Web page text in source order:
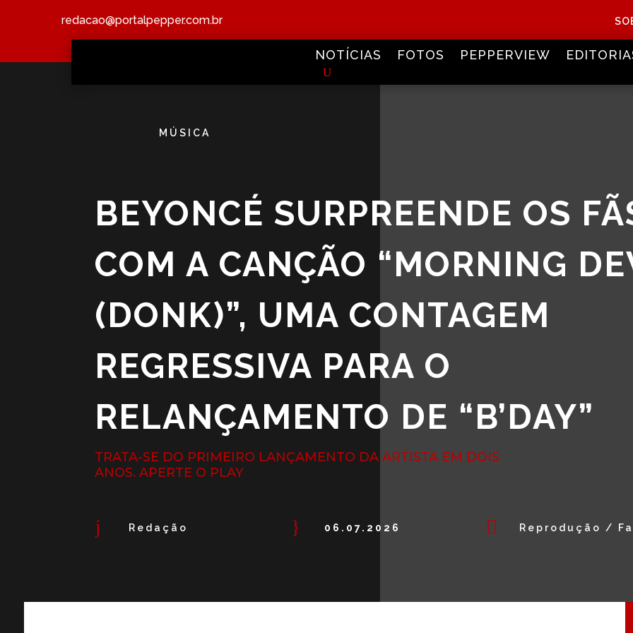
redacao@portalpepper.com.br
NOTÍCIAS FOTOS PEPPERVIEW
MÚSICA
BEYONCÉ SURPREENDE OS
COM A CANÇÃO “MORNING
(DONK)”, UMA CONTAGEM
REGRESSIVA PARA O
RELANÇAMENTO DE “B’DAY”
TRATA-SE DO PRIMEIRO LANÇAMENTO DA ARTISTA EM DOIS
ANOS. APERTE O PLAY
j Redação } 06.07.2026  Reprodução /